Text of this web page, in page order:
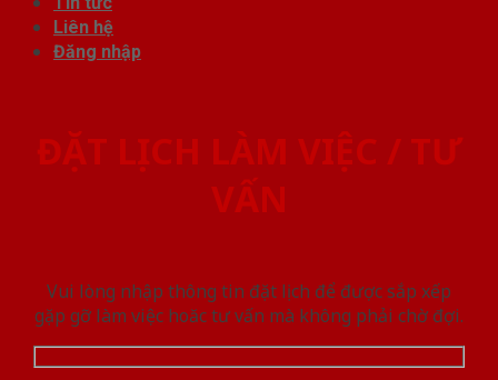
Liên hệ
Đăng nhập
ĐẶT LỊCH LÀM VIỆC / TƯ
VẤN
Vui lòng nhập thông tin đặt lịch để được sắp xếp
gặp gỡ làm việc hoăc tư vấn mà không phải chờ đợi.